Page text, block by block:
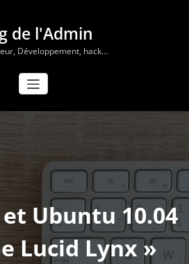
de l'Admin
Développement, hack…
et Ubuntu 10.04
Lucid Lynx »